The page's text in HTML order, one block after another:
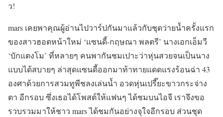
ว!
mars เคยพาคุณผู้อ่านไปวาร์ปกันมาแล้วกับชุดว่ายน้ำครั้งแรก
ของสาวฮอตหน้าใหม่ ‘แซนดี้-กฤษณา พลตรี’ นางเอกเอ็มวี
‘บักแตงโม’ ที่หลายๆ คนพากันชมเปาะว่าหุ่นสวยจนเป็นนาง
แบบได้สบายๆ ล่าสุดแซนดี้ออกมาท้าทายแดดแรงร้อนฉ่า 43
องศาด้วยการสวมทูพีชลงเล่นน้ำ อวดหุ่นเปรี๊ยะขาวกระจ่าง
ตา อีกรอบ ซึ่งเธอได้โพสต์ให้แฟนๆ ได้ชมบนไอจี เราจึงขอ
รวบรวมมาให้ชาว mars ได้ชมกันอย่างจุใจอีกรอบ ส่วนชุด